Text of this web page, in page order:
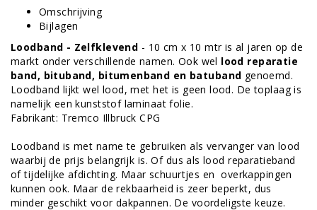
Omschrijving
Bijlagen
Loodband - Zelfklevend - 10 cm x 10 mtr is al jaren op de
markt onder verschillende namen. Ook wel lood reparatie
band, bituband, bitumenband en batuband genoemd.
Loodband lijkt wel lood, met het is geen lood. De toplaag is
namelijk een kunststof laminaat folie.
Fabrikant: Tremco Illbruck CPG
Loodband is met name te gebruiken als vervanger van lood
waarbij de prijs belangrijk is. Of dus als lood reparatieband
of tijdelijke afdichting. Maar schuurtjes en overkappingen
kunnen ook. Maar de rekbaarheid is zeer beperkt, dus
minder geschikt voor dakpannen. De voordeligste keuze.